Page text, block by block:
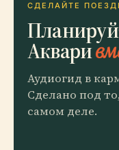
СДЕЛАЙТЕ
Аквари
Аудиогид в
Сделано под
самом деле.